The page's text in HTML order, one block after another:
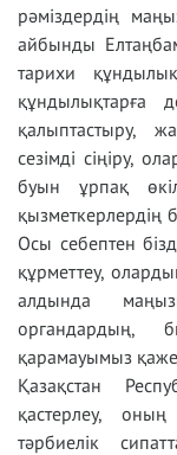
рәміздердің
айбынды
тарихи
құндылықтарға
қалыптастыру,
сезімді сіңіру,
буын ұрпақ
қызметкерлердің
Осы себептен
құрметтеу,
алдында
органдардың,
қарамауымыз
Қазақстан
қастерлеу,
тәрбиелік